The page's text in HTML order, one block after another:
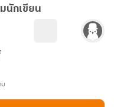
นักเขียน